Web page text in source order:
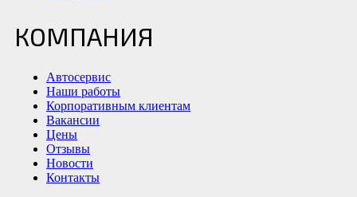
КОМПАНИЯ
Автосервис
Наши работы
Корпоративным клиентам
Вакансии
Цены
Отзывы
Новости
Контакты